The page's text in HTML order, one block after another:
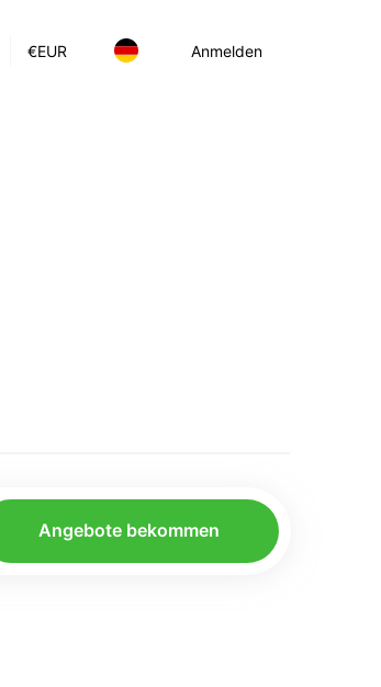
€EUR Anmelden
Angebote bekommen